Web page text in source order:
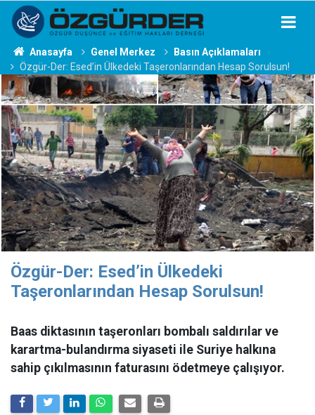
Anasayfa Genel Merkez
Basın Açıklamaları
Özgür-Der: Esed’in Ülkedeki Taşeronlarından Hesap Sorulsun!
Özgür-Der: Esed’in Ülkedeki
Taşeronlarından Hesap Sorulsun!
Baas diktasının taşeronları bombalı saldırılar ve
karartma-bulandırma siyaseti ile Suriye halkına
sahip çıkılmasının faturasını ödetmeye çalışıyor.